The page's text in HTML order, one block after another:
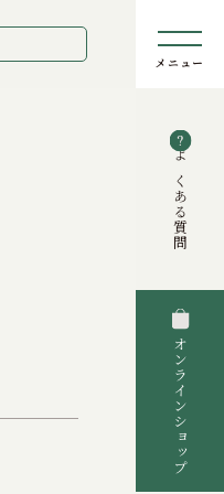
よくある質問
オンラインショップ